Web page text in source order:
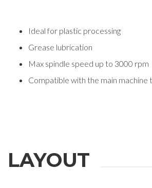
Ideal for plastic processing
Grease lubrication
Max spindle speed up to 3000 rpm
Compatible with the main machine
LAYOUT